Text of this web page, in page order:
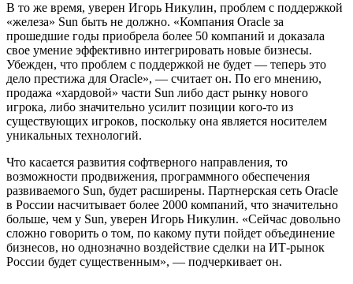
В то же время, уверен Игорь Никулин, проблем с поддержкой
«железа» Sun быть не должно. «Компания Oracle за
прошедшие годы приобрела более 50 компаний и доказала
свое умение эффективно интегрировать новые бизнесы.
Убежден, что проблем с поддержкой не будет — теперь это
дело престижа для Oracle», — считает он. По его мнению,
продажа «хардовой» части Sun либо даст рынку нового
игрока, либо значительно усилит позиции кого-то из
существующих игроков, поскольку она является носителем
уникальных технологий.
Что касается развития софтверного направления, то
возможности продвижения, программного обеспечения
развиваемого Sun, будет расширены. Партнерская сеть Oracle
в России насчитывает более 2000 компаний, что значительно
больше, чем у Sun, уверен Игорь Никулин. «Сейчас довольно
сложно говорить о том, по какому пути пойдет объединение
бизнесов, но однозначно воздействие сделки на ИТ-рынок
России будет существенным», — подчеркивает он.